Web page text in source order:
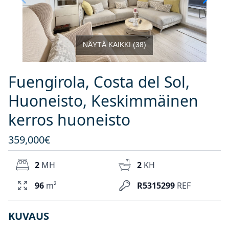
NÄYTÄ KAIKKI(38)
Fuengirola, Costa del Sol,
Huoneisto, Keskimmäinen
kerros huoneisto
359,000€
R5315299 REF
2 MH 2 KH
96 m²
KUVAUS